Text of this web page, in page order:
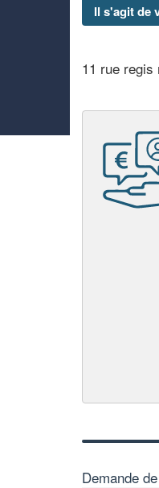
Il s'agit de
11 rue regis
Demande